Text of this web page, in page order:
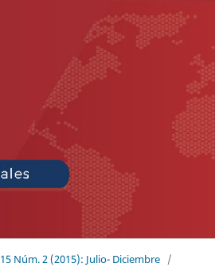
Núm. 2 (2015): Julio- Diciembre /